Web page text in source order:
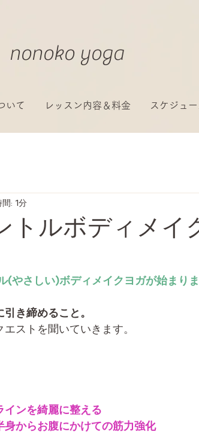
nonoko yoga
いて レッスン内容＆料金 スケジュ
トルボディメイ
: 1分
やさしい)ボディメイクヨガが始まりま
き締めること。
ストを聞いていきます。
インを綺麗に整える
身からお腹にかけての筋力強化